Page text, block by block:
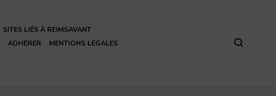
SITES LIÉS À REIMSAVANT
ADHÉRER
MENTIONS LÉGALES